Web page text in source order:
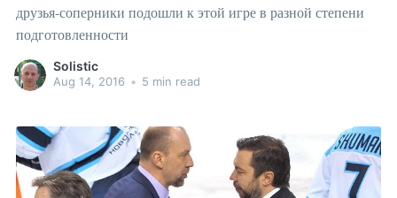
друзья-соперники подошли к этой игре в разной степени
подготовленности
Solistic
Aug 14, 2016 • 5 min read